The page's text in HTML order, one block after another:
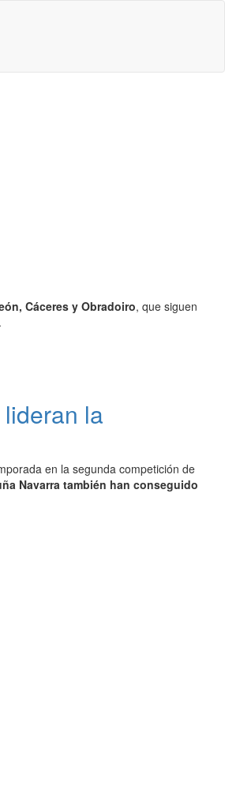
Cáceres y Obradoiro, que siguen
la
en la segunda competición de
Navarra también han conseguido